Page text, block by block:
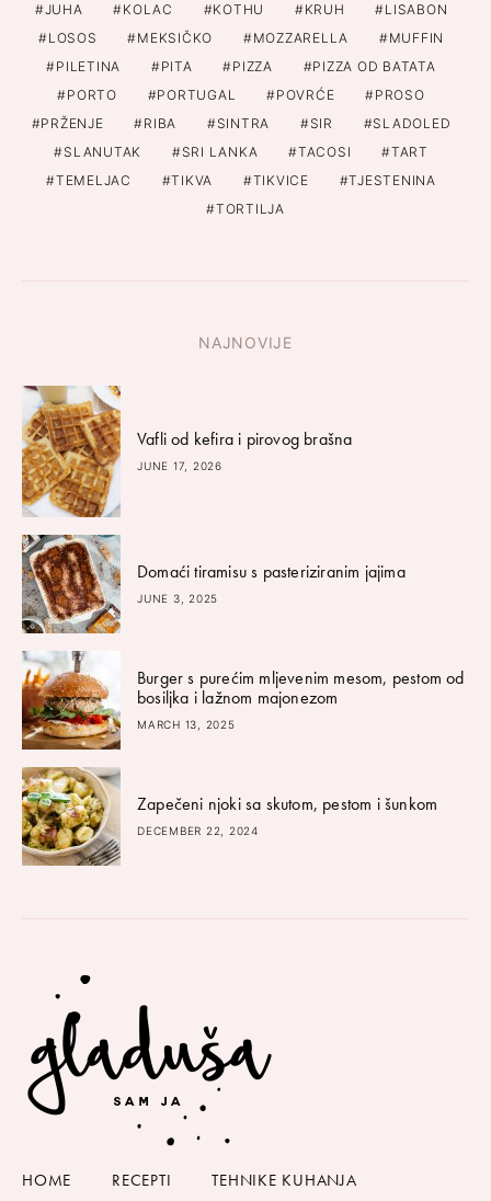
JUHA
KOLAC KOTHU KRUH
LISABON
LOSOS
MEKSIČKO MOZZARELLA
MUFFIN
PILETINA
PITA PIZZA
PIZZA OD BATATA
PORTO
PORTUGAL POVRĆE
PROSO
PRŽENJE
RIBA SINTRA SIR
SLADOLED
SLANUTAK
SRI LANKA TACOSI
TART
TEMELJAC
TIKVA TIKVICE
TJESTENINA
TORTILJA
NAJNOVIJE
Vafli od kefira i pirovog brašna
JUNE 17, 2026
Domaći tiramisu s pasteriziranim jajima
JUNE 3, 2025
Burger s purećim mljevenim mesom, pestom od
bosiljka i lažnom majonezom
MARCH 13, 2025
Zapečeni njoki sa skutom, pestom i šunkom
DECEMBER 22, 2024
HOME RECEPTI
TEHNIKE KUHANJA